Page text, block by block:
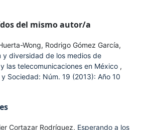
del mismo autor/a
Wong, Rodrigo Gómez García,
y diversidad de los medios de
las telecomunicaciones en México ,
Sociedad: Núm. 19 (2013): Año 10
Cortazar Rodríguez, Esperando a los